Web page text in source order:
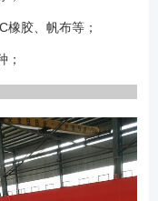
胶、帆布等；